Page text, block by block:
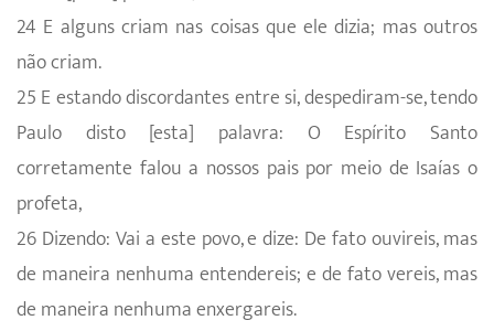
24 E alguns criam nas coisas que ele dizia; mas outros
não criam.
25 E estando discordantes entre si, despediram-se, tendo
Paulo disto [esta] palavra: O Espírito Santo
corretamente falou a nossos pais por meio de Isaías o
profeta,
26 Dizendo: Vai a este povo, e dize: De fato ouvireis, mas
de maneira nenhuma entendereis; e de fato vereis, mas
de maneira nenhuma enxergareis.